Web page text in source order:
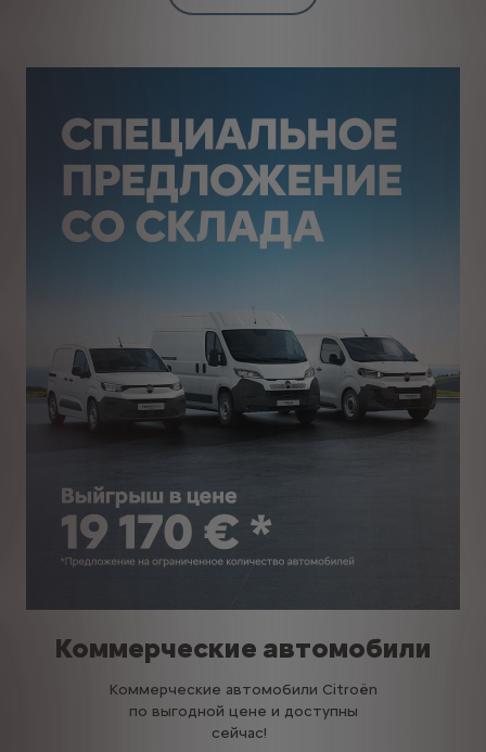
Коммерческие автомобили
Коммерческие автомобили Citroën
по выгодной цене и доступны
сейчас!